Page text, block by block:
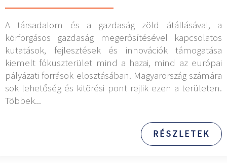
A társadalom és a gazdaság zöld átállásával, a
körforgásos gazdaság megerősítésével kapcsolatos
kutatások, fejlesztések és innovációk támogatása
kiemelt fókuszterület mind a hazai, mind az európai
pályázati források elosztásában. Magyarország számára
sok lehetőség és kitörési pont rejlik ezen a területen.
Többek...
RÉSZLETEK